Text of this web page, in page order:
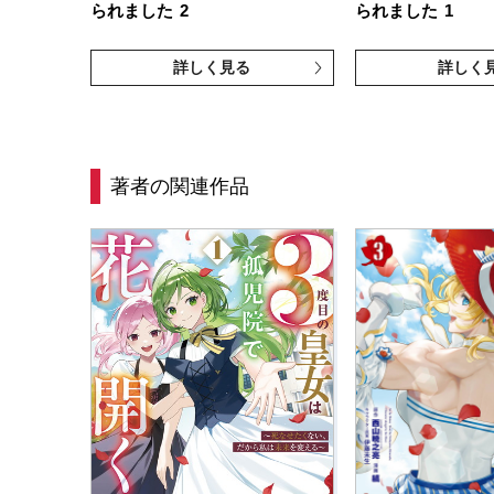
られました 2
詳しく見る
られました 1
詳しく
著者の関連作品